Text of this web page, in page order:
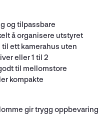
og tilpassbare
å organisere utstyret
ett kamerahus uten
eller 1 til 2
til mellomstore
kompakte
gir trygg oppbevaring